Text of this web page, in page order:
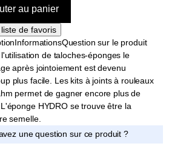
InformationsQuestion sur le produit
de taloches-éponges le
après jointoiement est devenu
plus facile. Les kits à joints à rouleaux
permet de gagner encore plus de
HYDRO se trouve être la
semelle.
une question sur ce produit ?